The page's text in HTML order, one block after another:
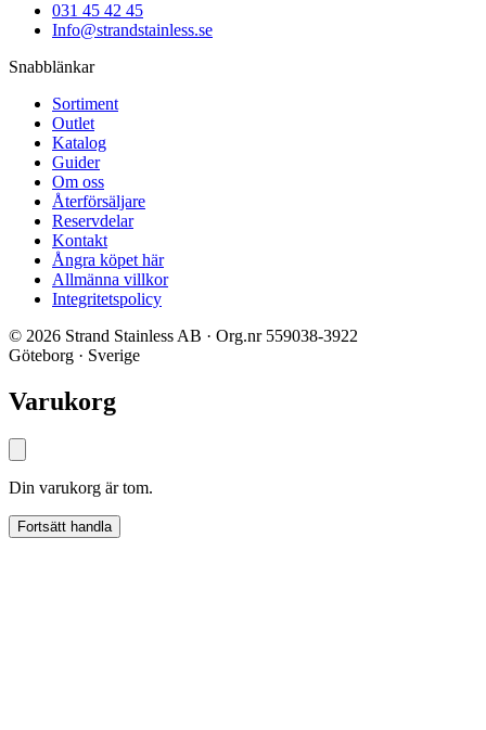
031 45 42 45
Info@strandstainless.se
Snabblänkar
Sortiment
Outlet
Katalog
Guider
Om oss
Återförsäljare
Reservdelar
Kontakt
Ångra köpet här
Allmänna villkor
Integritetspolicy
© 2026 Strand Stainless AB · Org.nr 559038-3922
Göteborg · Sverige
Varukorg
Din varukorg är tom.
Fortsätt handla